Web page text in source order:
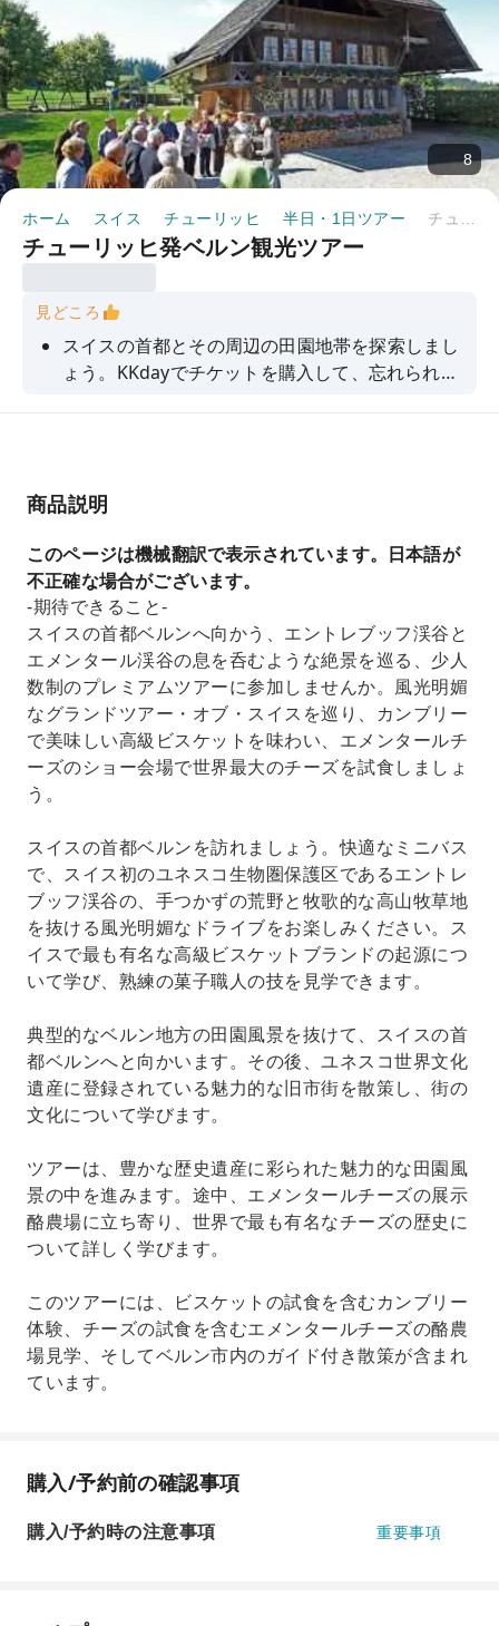
8
ホーム スイス チューリッヒ 半日・1日ツアー
チューリッヒ発ベルン観光ツアー
見どころ
スイスの首都とその周辺の田園地帯を探索しまし
ょう。KKdayでチケットを購入して、忘れられな
商品説明
このページは機械翻訳で表示されています。日本語が
不正確な場合がございます。
-期待できること-
スイスの首都ベルンへ向かう、エントレブッフ渓谷と
エメンタール渓谷の息を呑むような絶景を巡る、少人
数制のプレミアムツアーに参加しませんか。風光明媚
なグランドツアー・オブ・スイスを巡り、カンブリー
で美味しい高級ビスケットを味わい、エメンタールチ
ーズのショー会場で世界最大のチーズを試食しましょ
う。
スイスの首都ベルンを訪れましょう。快適なミニバス
で、スイス初のユネスコ生物圏保護区であるエントレ
ブッフ渓谷の、手つかずの荒野と牧歌的な高山牧草地
を抜ける風光明媚なドライブをお楽しみください。ス
イスで最も有名な高級ビスケットブランドの起源につ
いて学び、熟練の菓子職人の技を見学できます。
典型的なベルン地方の田園風景を抜けて、スイスの首
都ベルンへと向かいます。その後、ユネスコ世界文化
遺産に登録されている魅力的な旧市街を散策し、街の
文化について学びます。
ツアーは、豊かな歴史遺産に彩られた魅力的な田園風
景の中を進みます。途中、エメンタールチーズの展示
酪農場に立ち寄り、世界で最も有名なチーズの歴史に
ついて詳しく学びます。
このツアーには、ビスケットの試食を含むカンブリー
体験、チーズの試食を含むエメンタールチーズの酪農
場見学、そしてベルン市内のガイド付き散策が含まれ
ています。
購入/予約前の確認事項
購入/予約時の注意事項 重要事項